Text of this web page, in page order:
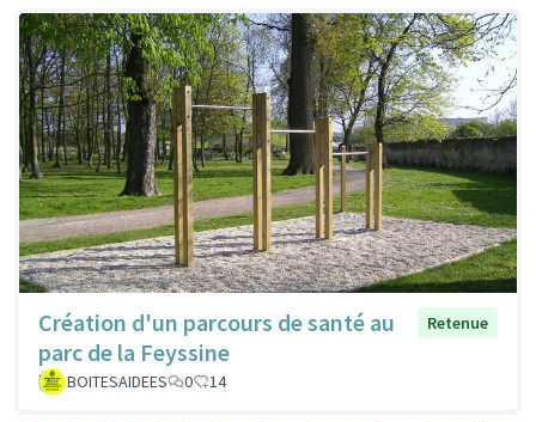
Création d'un parcours de santé au
parc de la Feyssine
Retenue
BOITESAIDEES 0 14